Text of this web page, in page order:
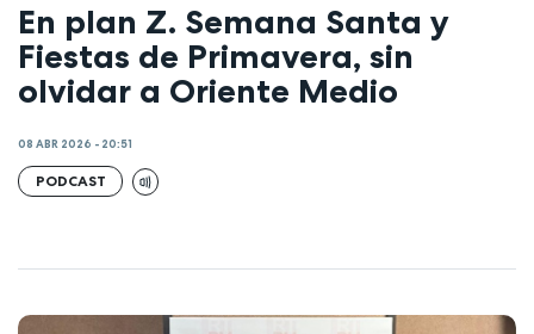
En plan Z. Semana Santa y
Fiestas de Primavera, sin
olvidar a Oriente Medio
08 ABR 2026 - 20:51
PODCAST